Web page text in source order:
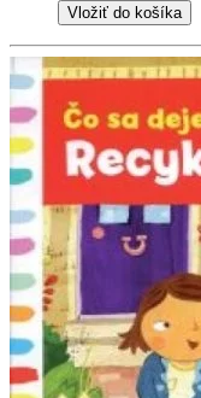
Vložiť do košíka